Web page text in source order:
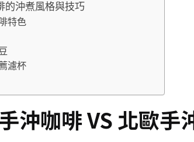
的沖煮風格與技巧
特色
濾杯
沖咖啡 VS 北歐手